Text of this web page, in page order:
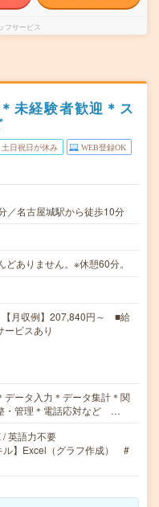
フサービス
未経験者歓迎＊ス
土日祝日が休み WEB登録OK
／名古屋城駅から徒歩10分
ありません。※休憩60分。
月収例】207,840円～ ■給
ビスあり
データ入力＊データ集計＊関
・管理＊電話応対など …
/ 英語力不要
ル】Excel（グラフ作成） #